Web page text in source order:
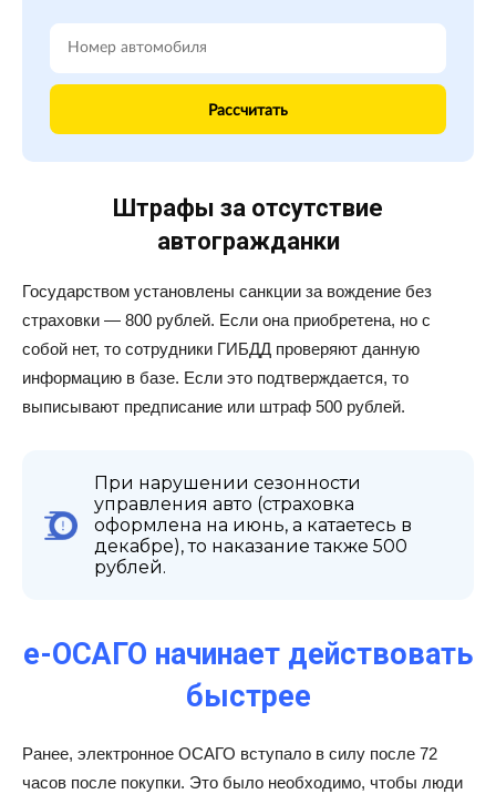
Рассчитать
Штрафы за отсутствие
автогражданки
Государством установлены санкции за вождение без
страховки — 800 рублей. Если она приобретена, но с
собой нет, то сотрудники ГИБДД проверяют данную
информацию в базе. Если это подтверждается, то
выписывают предписание или штраф 500 рублей.
При нарушении сезонности
управления авто (страховка
оформлена на июнь, а катаетесь в
декабре), то наказание также 500
рублей.
е-ОСАГО начинает действовать
быстрее
Ранее, электронное ОСАГО вступало в силу после 72
часов после покупки. Это было необходимо, чтобы люди